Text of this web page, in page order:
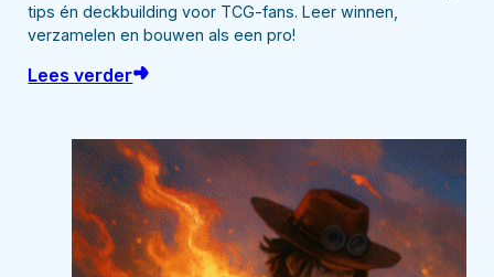
tips én deckbuilding voor TCG-fans. Leer winnen,
verzamelen en bouwen als een pro!
Lees verder